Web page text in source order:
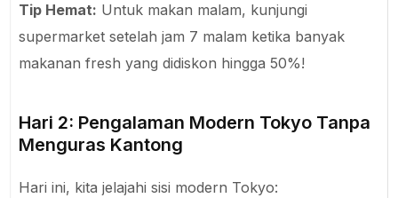
Tip Hemat: Untuk makan malam, kunjungi
supermarket setelah jam 7 malam ketika banyak
makanan fresh yang didiskon hingga 50%!
Hari 2: Pengalaman Modern Tokyo Tanpa
Menguras Kantong
Hari ini, kita jelajahi sisi modern Tokyo: